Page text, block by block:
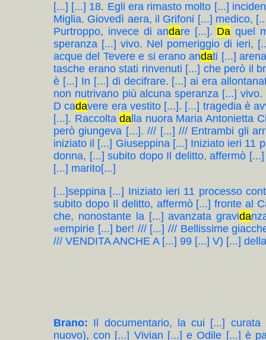
[...] [...] 18. Egli era rimasto molto [...]
Miglia. Giovedì aera, il Grifoni [...] medico,
Purtroppo, invece di andare [...]. Da quel
speranza [...] vivo. Nel pomeriggio di ieri,
acque del Tevere e si erano andati [...]
tasche erano stati rinvenuti [...] che però il
è [...] In [...] di decifrare. [...] ai era
non nutrivano più alcuna speranza [...]
D cadavere era vestito [...]. [...] tragedia è
[...]. Raccoltada lla nuora Maria Antonietta
però giungeva [...]. /// [...] /// Entrambi gli
iniziato il [...] Giuseppina [...] Iniziato ieri 11
donna, [...] subito dopo Il delitto, affermò
[...] marito[...]
[...]seppina [...] Iniziato ieri 11 processo
subito dopo Il delitto, affermò [...] fronte al
che, nonostante la [...] avanzata gravida
«empirie [...] ber! /// [...] /// Bellissime
/// VENDITA ANCHE A [...] 99 [...] V) [...]
Brano: Il documentario, la cui [...] curata
nuovo), con [...] Vivian [...] e Odile [...] è